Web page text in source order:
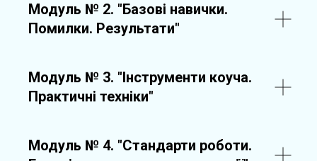
Модуль № 2. "Базові навички.
Помилки. Результати"
Модуль № 3. "Інструменти коуча.
Практичні техніки"
Модуль № 4. "Стандарти роботи.